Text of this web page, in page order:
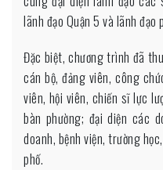
lãnh đạo Quận 5 và lãnh đạo
Đặc biệt, chương trình đã
cán bộ, đảng viên, công
viên, hội viên, chiến sĩ lực
bàn phường; đại diện các
doanh, bệnh viện, trường
phố.